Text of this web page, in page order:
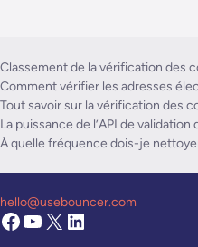
Classement de la vérification des
Comment vérifier les adresses
Tout savoir sur la vérification des
La puissance de l’API de validation
À quelle fréquence dois-je
hello@usebouncer.com